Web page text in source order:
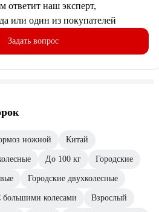
ответит наш эксперт,
или один из покупателей
Задать вопрос
ножной Китай
До 100 кг Городские
Городские двухколесные
большими колесами Взрослый